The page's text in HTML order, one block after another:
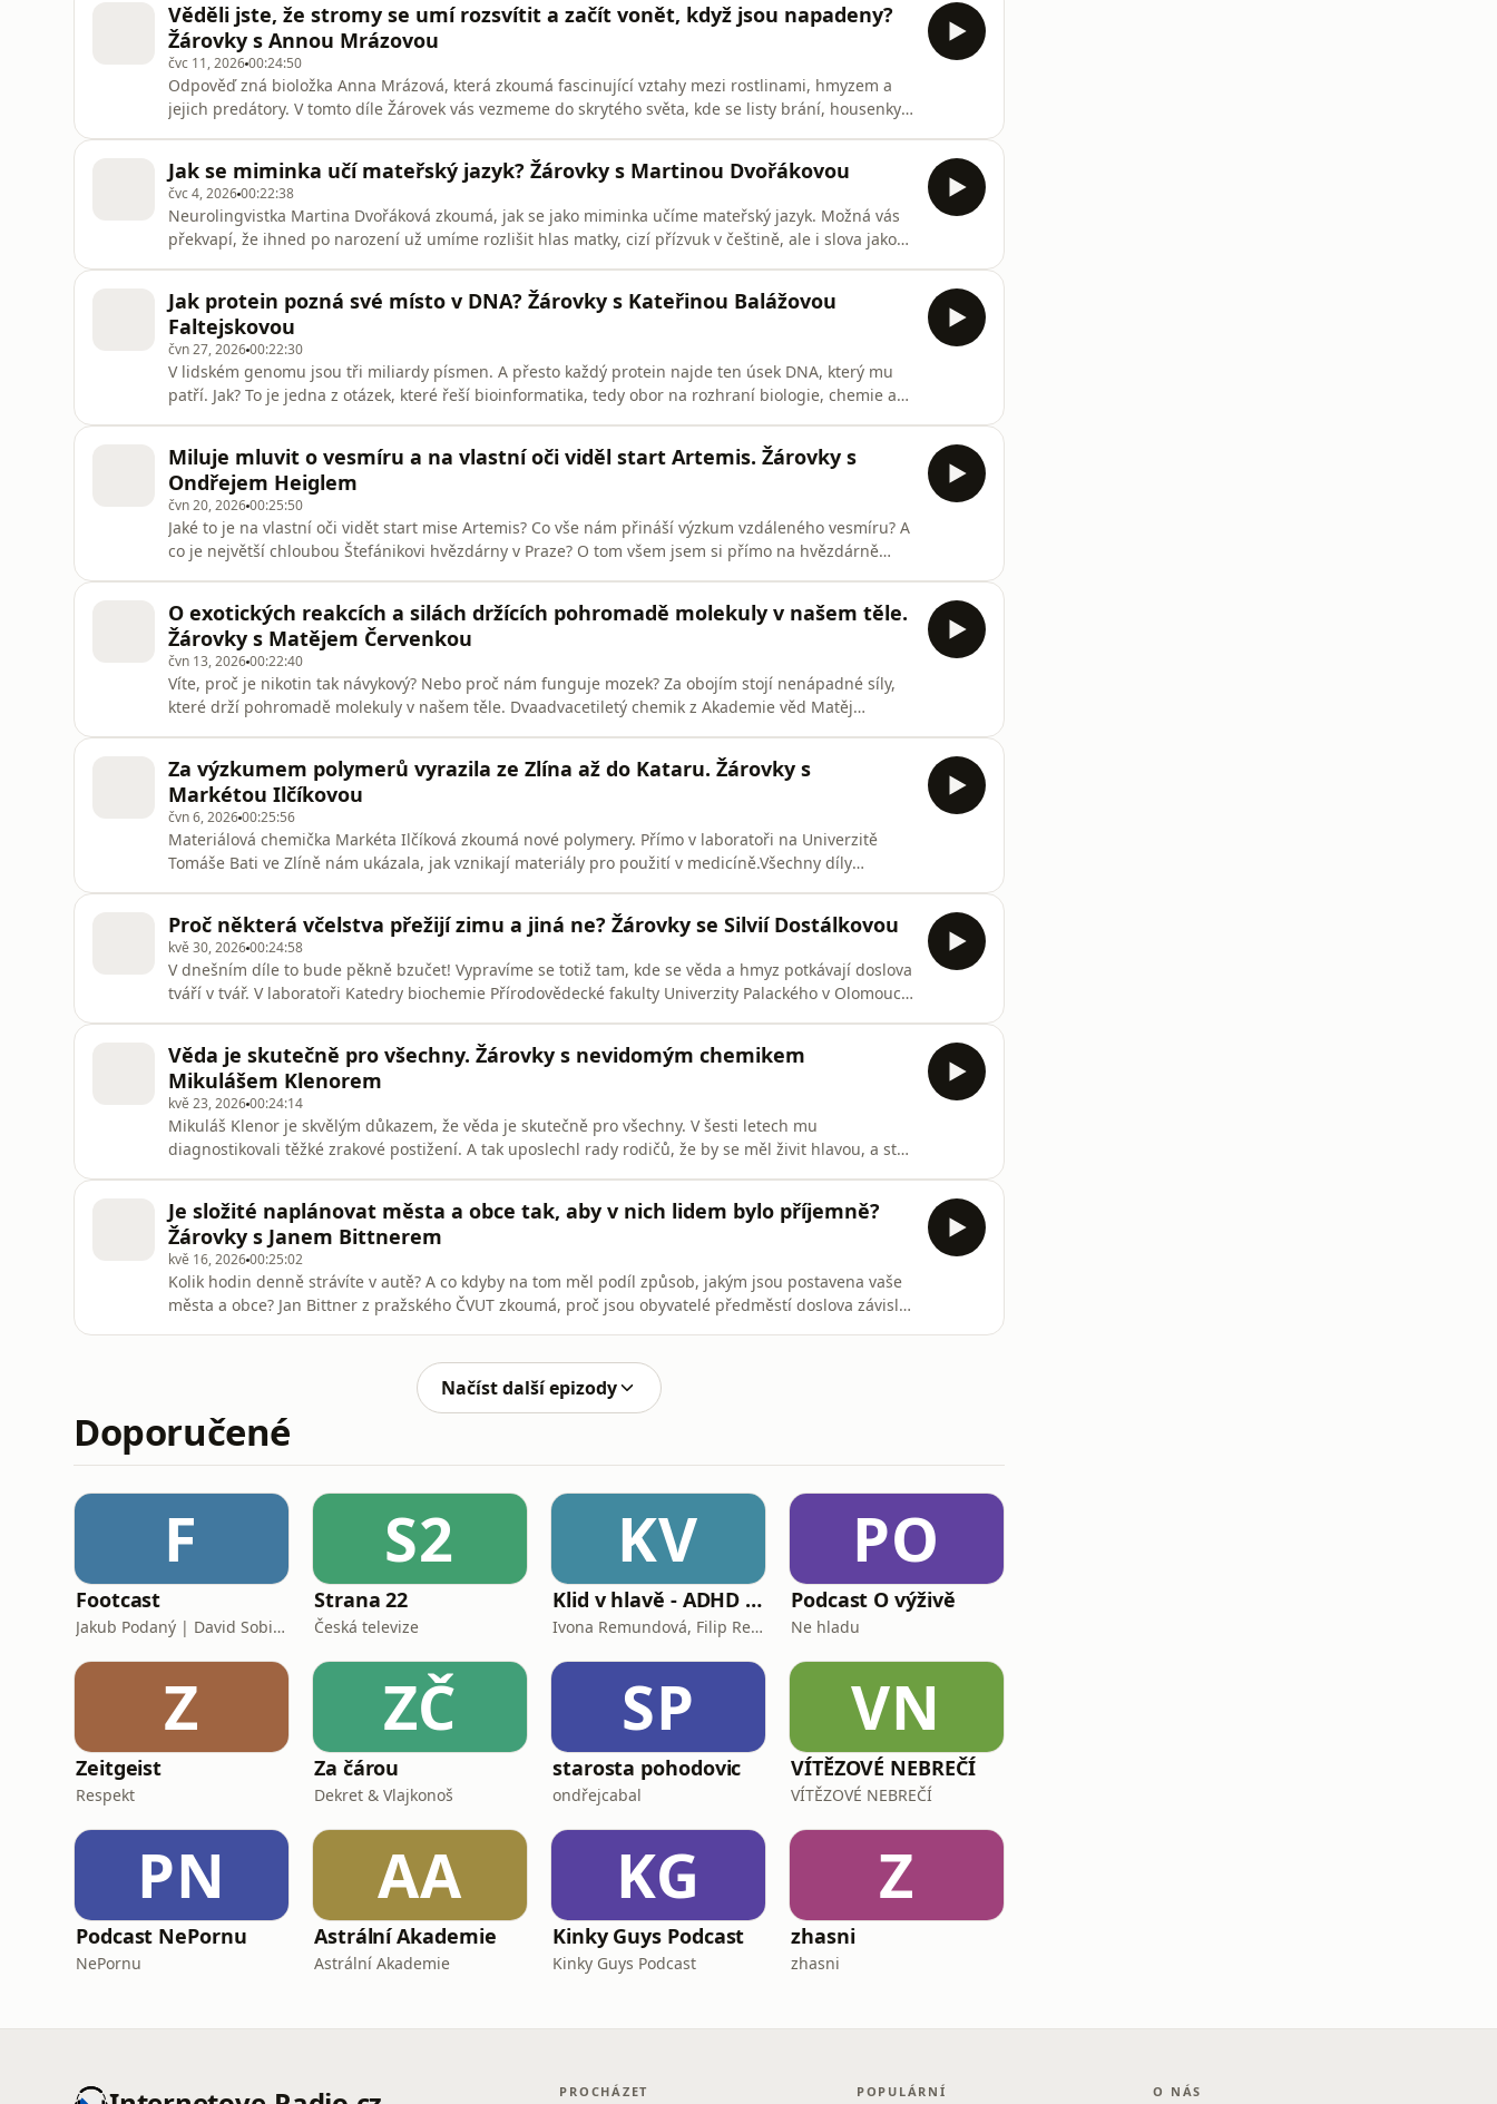
Věděli jste, že stromy se umí rozsvítit a začít vonět, když jsou napadeny?
Žárovky s Annou Mrázovou
čvc 11, 202600:24:50
Odpověď zná bioložka Anna Mrázová, která zkoumá fascinující vztahy mezi rostlinami, hmyzem a
jejich predátory. V tomto díle Žárovek vás vezmeme do skrytého světa, kde se listy brání, housenky
kamerových systémů, terénních experimentů i umělé inteligence odhalují to, co je lidským očím
běžně skryto.Všechny
Jak se miminka učí mateřský jazyk? Žárovky s Martinou Dvořákovou
čvc 4, 202600:22:38
Neurolingvistka Martina Dvořáková zkoumá, jak se jako miminka učíme mateřský jazyk. Možná vás
překvapí, že ihned po narození už umíme rozlišit hlas matky, cizí přízvuk v češtině, ale i slova jako
mujRozhlas pro Android a iOS nebo na webu mujRozhlas.cz.
Jak protein pozná své místo v DNA? Žárovky s Kateřinou Balážovou
Faltejskovou
čvn 27, 202600:22:30
V lidském genomu jsou tři miliardy písmen. A přesto každý protein najde ten úsek DNA, který mu
patří. Jak? To je jedna z otázek, které řeší bioinformatika, tedy obor na rozhraní biologie, chemie a
věd a Ústavu lékařské biochemie a laboratorní diagnostiky 1. lékařské fakulty UK vyvíjí algoritmy,
které z ob
Miluje mluvit o vesmíru a na vlastní oči viděl start Artemis. Žárovky s
Ondřejem Heiglem
čvn 20, 202600:25:50
Jaké to je na vlastní oči vidět start mise Artemis? Co vše nám přináší výzkum vzdáleného vesmíru? A
co je největší chloubou Štefánikovi hvězdárny v Praze? O tom všem jsem si přímo na hvězdárně
nebo na webu mujRozhlas.cz.
O exotických reakcích a silách držících pohromadě molekuly v našem těle.
Žárovky s Matějem Červenkou
čvn 13, 202600:22:40
Víte, proč je nikotin tak návykový? Nebo proč nám funguje mozek? Za obojím stojí nenápadné síly,
které drží pohromadě molekuly v našem těle. Dvaadvacetiletý chemik z Akademie věd Matěj
reakcích, ale i o surfingu nebo o tom, jaké to je mít přítelkyni jako kolegyni ve výzkumu.Všechny díly
podcastu Žárovky
Za výzkumem polymerů vyrazila ze Zlína až do Kataru. Žárovky s
Markétou Ilčíkovou
čvn 6, 202600:25:56
Materiálová chemička Markéta Ilčíková zkoumá nové polymery. Přímo v laboratoři na Univerzitě
Tomáše Bati ve Zlíně nám ukázala, jak vznikají materiály pro použití v medicíně.Všechny díly
Proč některá včelstva přežijí zimu a jiná ne? Žárovky se Silvií Dostálkovou
kvě 30, 202600:24:58
V dnešním díle to bude pěkně bzučet! Vypravíme se totiž tam, kde se věda a hmyz potkávají doslova
tváří v tvář. V laboratoři Katedry biochemie Přírodovědecké fakulty Univerzity Palackého v Olomouci
která se rozhodla zasvětit svůj výzkum otázce, o které si většina z nás nikdy neuvažovala: jak vlastně
Věda je skutečně pro všechny. Žárovky s nevidomým chemikem
Mikulášem Klenorem
kvě 23, 202600:24:14
Mikuláš Klenor je skvělým důkazem, že věda je skutečně pro všechny. V šesti letech mu
diagnostikovali těžké zrakové postižení. A tak uposlechl rady rodičů, že by se měl živit hlavou, a stal
biochemie Akademie věd ČR v pr
Je složité naplánovat města a obce tak, aby v nich lidem bylo příjemně?
Žárovky s Janem Bittnerem
kvě 16, 202600:25:02
Kolik hodin denně strávíte v autě? A co kdyby na tom měl podíl způsob, jakým jsou postavena vaše
města a obce? Jan Bittner z pražského ČVUT zkoumá, proč jsou obyvatelé předměstí doslova závislí
Načíst další epizody
Doporučené
F
Footcast
Jakub Podaný | David Sobišek
S2
Strana 22
Česká televize
KV
Klid v hlavě - ADHD podcast
Ivona Remundová, Filip Remunda
PO
Podcast O výživě
Ne hladu
Z
Zeitgeist
Respekt
ZČ
Za čárou
Dekret & Vlajkonoš
SP
starosta pohodovic
ondřejcabal
VN
VÍTĚZOVÉ NEBREČÍ
VÍTĚZOVÉ NEBREČÍ
PN
Podcast NePornu
NePornu
AA
Astrální Akademie
Astrální Akademie
KG
Kinky Guys Podcast
Kinky Guys Podcast
Z
zhasni
zhasni
PROCHÁZET POPULÁRNÍ O NÁS